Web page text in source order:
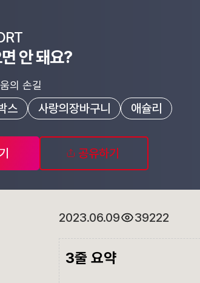
안 돼요?
의 손길
스 사랑의장바구니
애슐리
공유하기
2023.06.09 39222
3줄 요약